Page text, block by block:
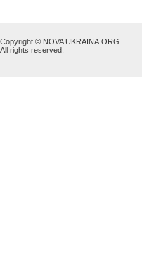
Copyright © NOVA UKRAINA.ORG
All rights reserved.